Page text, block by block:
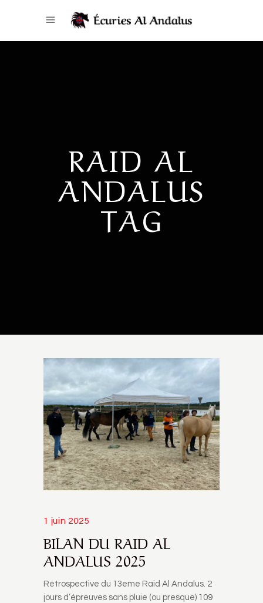
RAID AL
ANDALUS
TAG
1 juin 2025
BILAN DU RAID AL
ANDALUS 2025
Rétrospective du 13eme Raid Al Andalus. 2
jours d’épreuves sans pluie (ou presque) 109